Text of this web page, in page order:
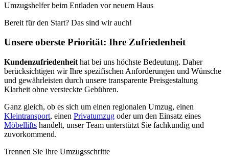
Umzugshelfer beim Entladen vor neuem Haus
Bereit für den Start? Das sind wir auch!
Unsere oberste Priorität: Ihre Zufriedenheit
Kundenzufriedenheit hat bei uns höchste Bedeutung. Daher
berücksichtigen wir Ihre spezifischen Anforderungen und Wünsche
und gewährleisten durch unsere transparente Preisgestaltung
Klarheit ohne versteckte Gebühren.
Ganz gleich, ob es sich um einen regionalen Umzug, einen
Kleintransport, einen Privatumzug oder um den Einsatz eines
Möbellifts handelt, unser Team unterstützt Sie fachkundig und
zuvorkommend.
Trennen Sie Ihre Umzugsschritte